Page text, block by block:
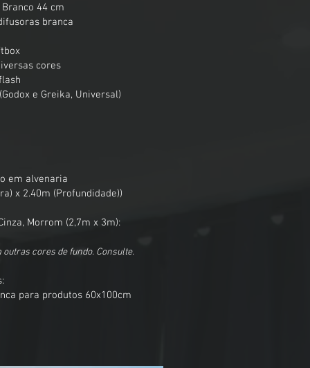
44 cm
branca
cores
e Greika, Universal)
em alvenaria
x 2.40m (Profundidade))
Morrom (2,7m x 3m):
cores de fundo. Consulte.
para produtos 60x100cm